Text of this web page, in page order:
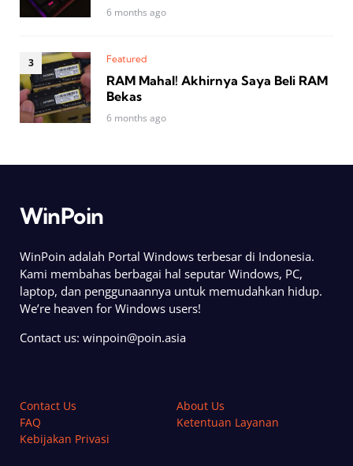
6 months ago
Featured
RAM Mahal! Akhirnya Saya Beli RAM
Bekas
6 months ago
WinPoin
WinPoin adalah Portal Windows terbesar di Indonesia.
Kami membahas berbagai hal seputar Windows, PC,
laptop, dan penggunaannya untuk memudahkan hidup.
We’re heaven for Windows users!
Contact us: winpoin@poin.asia
Contact Us
About Us
FAQ
Ketentuan Layanan
Kebijakan Privasi